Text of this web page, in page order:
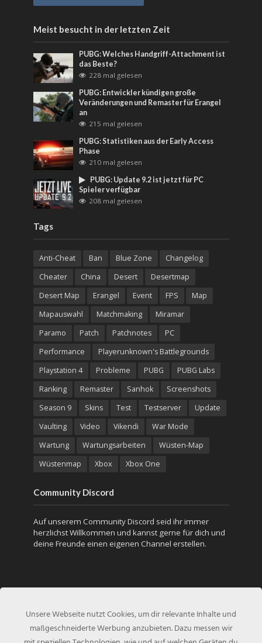
Meist besucht in der letzten Zeit
PUBG: Welches Handgriff-Attachment ist
das Beste?
228 mal gelesen
PUBG: Entwickler kündigen große
Veränderungen und Remaster für Erangel
an
215 mal gelesen
PUBG: Statistiken aus der Early Access
Phase
210 mal gelesen
PUBG: Update 9.2 ist jetzt für PC
Spieler verfügbar
208 mal gelesen
Tags
Anti-Cheat Ban Blue Zone
Changelog
Cheater
China Desert
Desertmap
Desert Map
Erangel Event FPS
Map
Mapauswahl
Matchmaking
Miramar
Paramo
Patch Patchnotes
PC
Performance
Playerunknown's Battlegrounds
Playstation 4
Probleme PUBG
PUBG Labs
Ranking
Remaster Sanhok
Screenshots
Season 9
Skins Test Testserver
Update
Vaulting
Video Vikendi
War Mode
Wartung
Wartungsarbeiten
Wüsten-Map
Wüstenmap
Xbox Xbox One
Community Discord
Auf unserem Community Discord seid ihr immer
herzlichst Willkommen und kannst gerne für dich und
deine Freunde einen eigenen Channel erstellen.
Unsere Webseite nutzt Cookies, um dir relevante Inhalte und
maßgeschneiderte Werbung anzubieten. Dazu messen wir